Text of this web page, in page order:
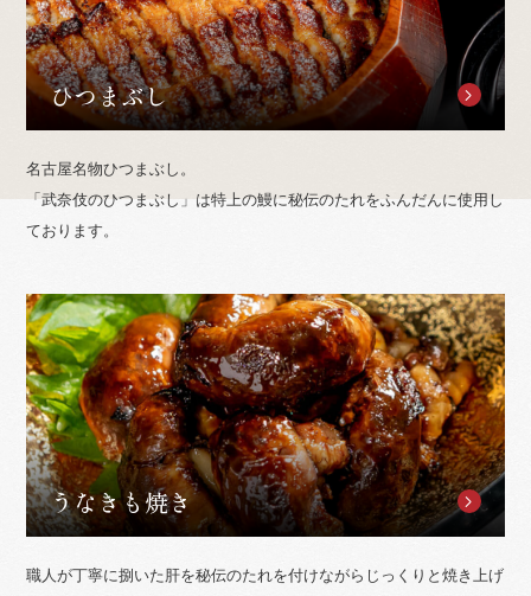
ひつまぶし
名古屋名物ひつまぶし。
「武奈伎のひつまぶし」は特上の鰻に秘伝のたれをふんだんに使用し
ております。
うなきも焼き
職人が丁寧に捌いた肝を秘伝のたれを付けながらじっくりと焼き上げ